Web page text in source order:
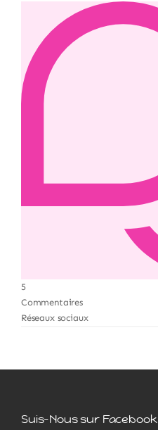
5
Commentaires
Réseaux sociaux
Suis-Nous sur Facebook